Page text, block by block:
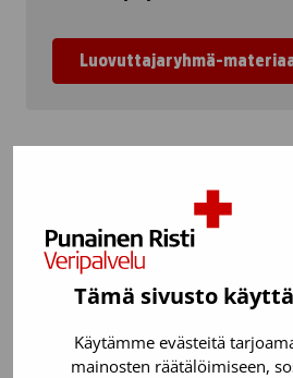
Tämä sivusto
Käytämme evästeitä
mainosten räätälöimiseen,
Luovuttajaryhmä-